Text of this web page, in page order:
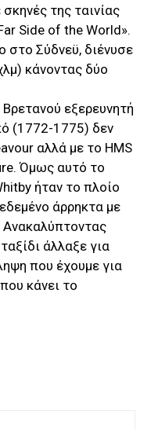
της ταινίας
Side of the World».
στο Σύδνεϋ, διένυσε
κάνοντας δύο
εξερευνητή
(1772-1775) δεν
αλλά με το HMS
Όμως αυτό το
ήταν το πλοίο
άρρηκτα με
Ανακαλύπτοντας
άλλαξε για
που έχουμε για
κάνει το